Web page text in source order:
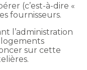
(c’est-à-dire «
fournisseurs.
l’administration
sur cette